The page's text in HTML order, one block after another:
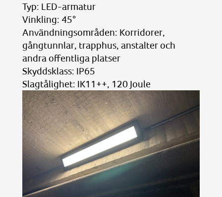
Typ: LED-armatur
Vinkling: 45°
Användningsområden: Korridorer,
gångtunnlar, trapphus, anstalter och
andra offentliga platser
Skyddsklass: IP65
Slagtålighet: IK11++, 120 Joule